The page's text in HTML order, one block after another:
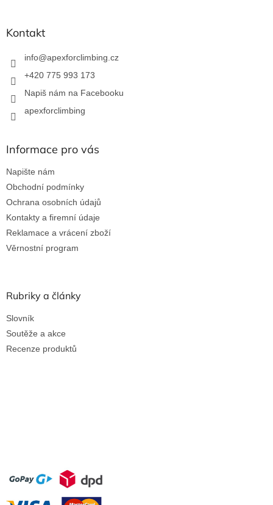
Kontakt
info@apexforclimbing.cz
+420 775 993 173
Napiš nám na Facebooku
apexforclimbing
Informace pro vás
Napište nám
Obchodní podmínky
Ochrana osobních údajů
Kontakty a firemní údaje
Reklamace a vrácení zboží
Věrnostní program
Rubriky a články
Slovník
Soutěže a akce
Recenze produktů